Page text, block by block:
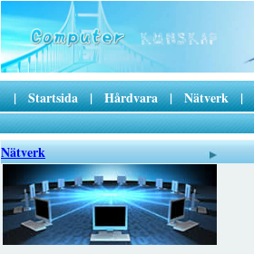
| Startsida | Hårdvara | Nätverk |
Nätverk